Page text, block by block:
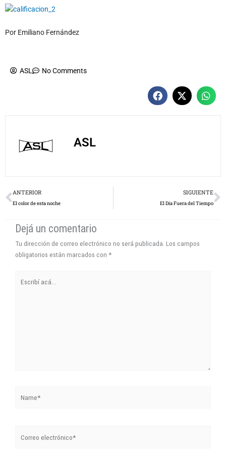
Por Emiliano Fernández
ASL No Comments
ASL
Prev
ANTERIOR
El color de esta noche
SIGUIENTE
El Día Fuera del Tiempo
Dejá un comentario
Tu dirección de correo electrónico no será publicada. Los campos
obligatorios están marcados con *
acá...
electrónico*